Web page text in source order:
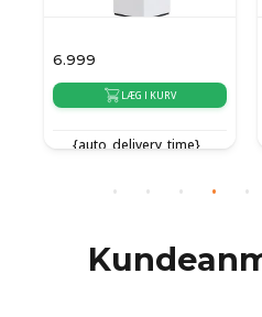
6.999
LÆG I KURV
{auto_delivery_time}